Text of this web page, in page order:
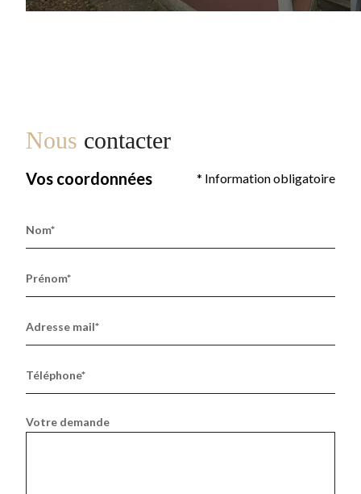
Nous contacter
Vos coordonnées * Information obligatoire
Nom*
Prénom*
Adresse mail*
Téléphone*
Votre demande